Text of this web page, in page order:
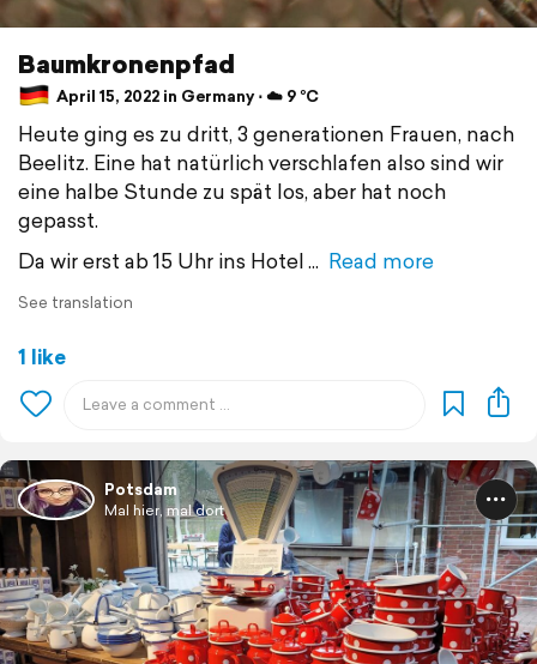
Baumkronenpfad
April 15, 2022 in Germany ⋅ ☁️ 9 °C
Heute ging es zu dritt, 3 generationen Frauen, nach
Beelitz. Eine hat natürlich verschlafen also sind wir
eine halbe Stunde zu spät los, aber hat noch
gepasst.
Da wir erst ab 15 Uhr ins Hotel
Read more
See translation
1 like
Potsdam
Mal hier, mal dort